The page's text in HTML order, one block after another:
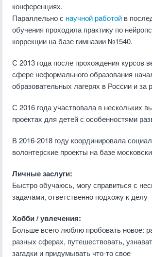
конференциях.
Параллельно с научной работой в
обучения проходила практику по
коррекции на базе гимназии №1540.
С 2013 года после прохождения курсов
сфере неформального образования
образовательных лагерях в России и за
С 2016 года участвовала в нескольких
проектах для детей с особенностями
В 2016-2018 году координировала
волонтерские проекты на базе
Личные заслуги:
Быстро обучаюсь, могу справиться с
задачами, ответственно подхожу к делу
Хобби / увлечения:
Больше всего люблю пробовать новое:
разных сферах, путешествовать,
загадки и придумывать что-то свое